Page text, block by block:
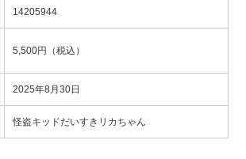
14205944
5,500円（税込）
2025年8月30日
怪盗キッドだいすきリカちゃん